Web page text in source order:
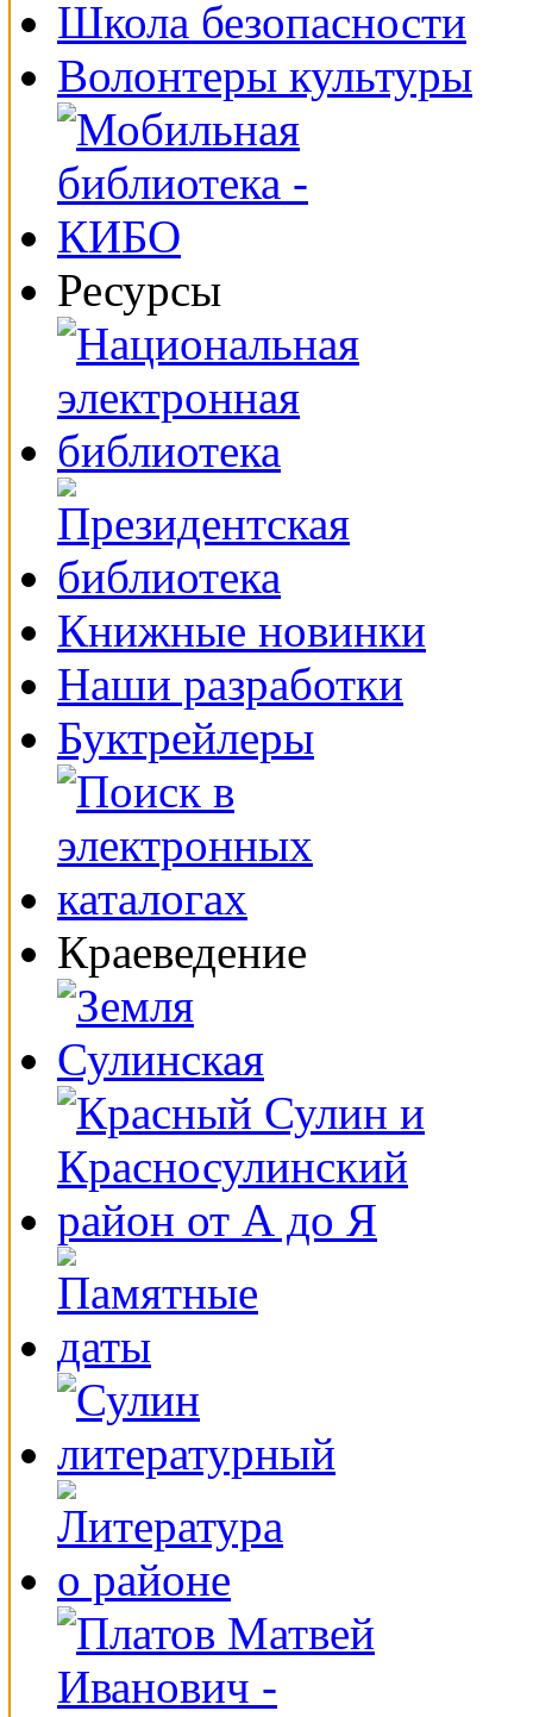
Школа безопасности
Волонтеры культуры
Ресурсы
Книжные новинки
Наши разработки
Буктрейлеры
Краеведение